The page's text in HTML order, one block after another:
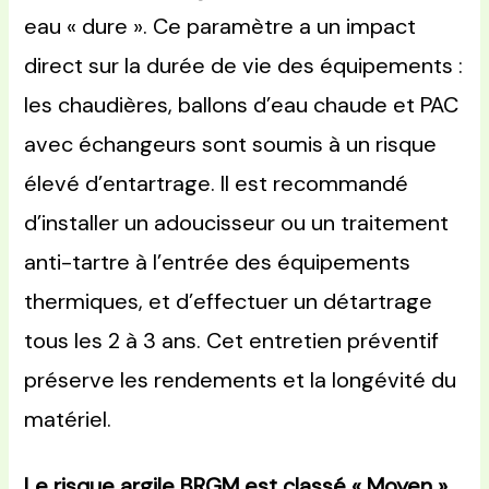
eau « dure ». Ce paramètre a un impact
direct sur la durée de vie des équipements :
les chaudières, ballons d’eau chaude et PAC
avec échangeurs sont soumis à un risque
élevé d’entartrage. Il est recommandé
d’installer un adoucisseur ou un traitement
anti-tartre à l’entrée des équipements
thermiques, et d’effectuer un détartrage
tous les 2 à 3 ans. Cet entretien préventif
préserve les rendements et la longévité du
matériel.